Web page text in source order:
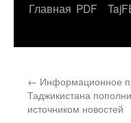
Главная PDF
← Информационное
Таджикистана
источником новостей